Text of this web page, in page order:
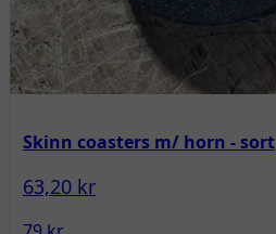
Skinn coasters m/ horn - sort
63,20 kr